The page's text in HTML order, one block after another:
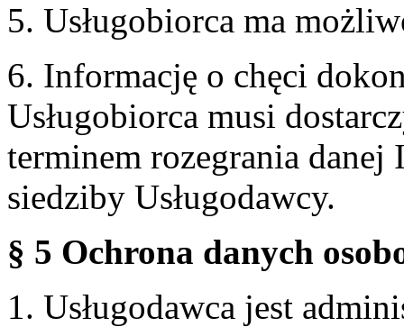
5. Usługobiorca ma
6. Informację o chęci
Usługobiorca musi
terminem rozegrania
siedziby Usługodawcy.
§ 5 Ochrona danych
1. Usługodawca jest